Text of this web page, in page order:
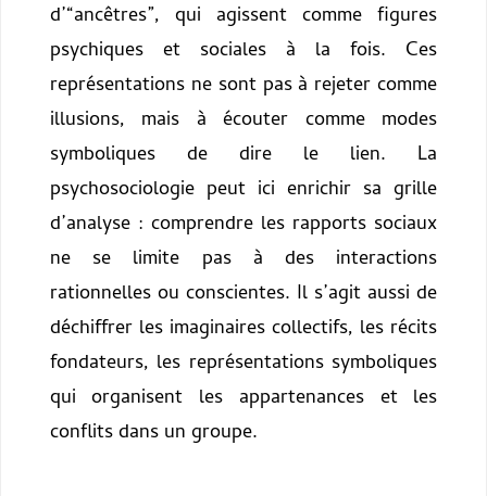
d’“ancêtres”, qui agissent comme figures
psychiques et sociales à la fois. Ces
représentations ne sont pas à rejeter comme
illusions, mais à écouter comme modes
symboliques de dire le lien. La
psychosociologie peut ici enrichir sa grille
d’analyse : comprendre les rapports sociaux
ne se limite pas à des interactions
rationnelles ou conscientes. Il s’agit aussi de
déchiffrer les imaginaires collectifs, les récits
fondateurs, les représentations symboliques
qui organisent les appartenances et les
conflits dans un groupe.